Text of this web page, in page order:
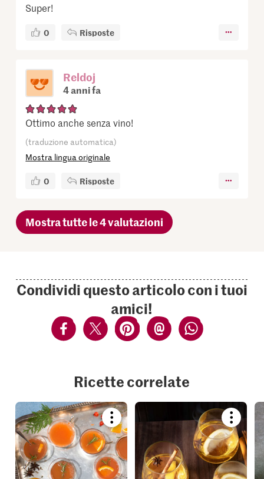
Super!
0 Risposte
Reldoj
4 anni fa
Ottimo anche senza vino!
(traduzione automatica)
Mostra lingua originale
0 Risposte
Mostra tutte le 4 valutazioni
Condividi questo articolo con i tuoi
amici!
Ricette correlate
Bookmark
recipe
or
add
it
to
your
recipe
or
add
it
to
your